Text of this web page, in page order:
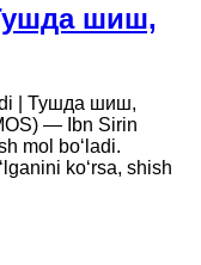
шиш,
| Тушда шиш,
— Ibn Sirin
mol bo‘ladi.
ko‘rsa, shish